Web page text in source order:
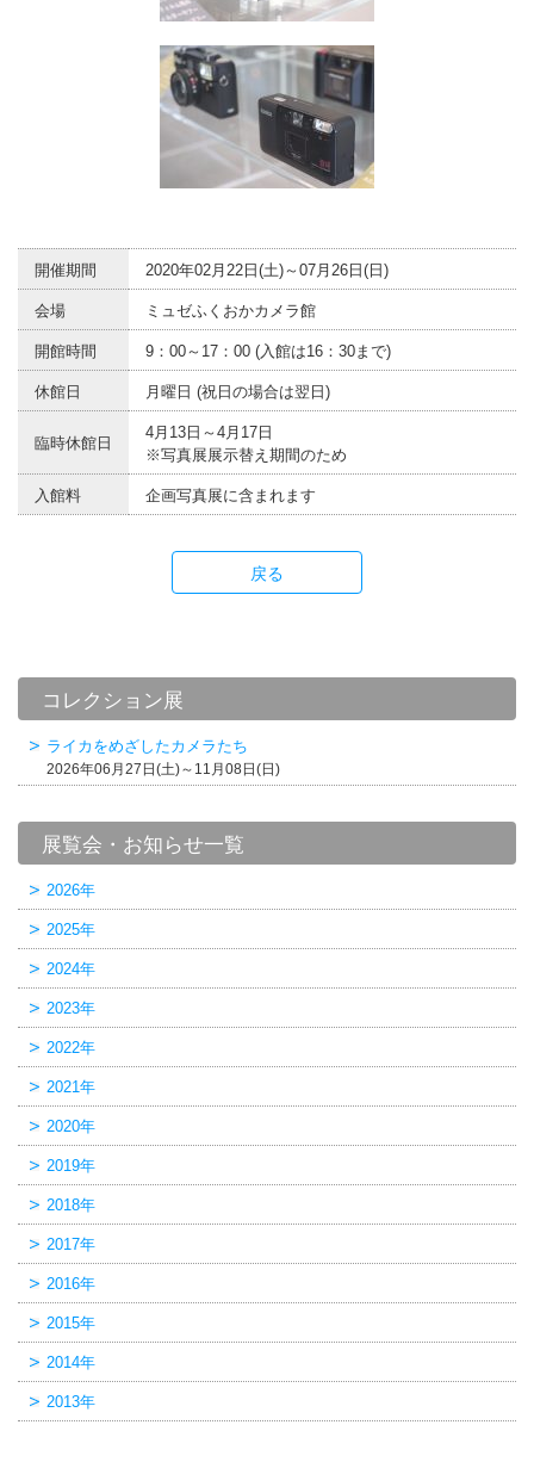
開催期間 2020年02月22日(土)～07月26日(日)
会場 ミュゼふくおかカメラ館
開館時間 9：00～17：00 (入館は16：30まで)
休館日 月曜日 (祝日の場合は翌日)
臨時休館日
4月13日～4月17日
※写真展展示替え期間のため
入館料 企画写真展に含まれます
戻る
コレクション展
ライカをめざしたカメラたち
2026年06月27日(土)～11月08日(日)
展覧会・お知らせ一覧
2026年
2025年
2024年
2023年
2022年
2021年
2020年
2019年
2018年
2017年
2016年
2015年
2014年
2013年